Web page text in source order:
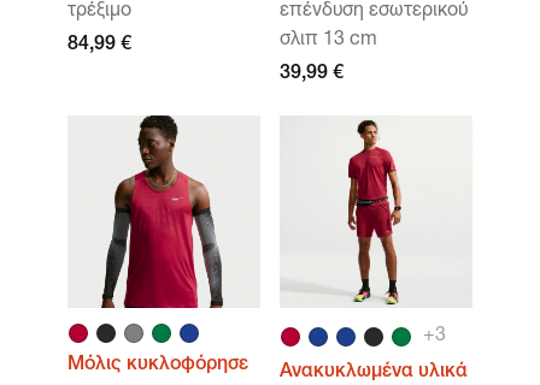
τρέξιμο
84,99 €
επένδυση εσωτερικού
σλιπ 13 cm
39,99 €
Μόλις κυκλοφόρησε
+3
Ανακυκλωμένα υλικά